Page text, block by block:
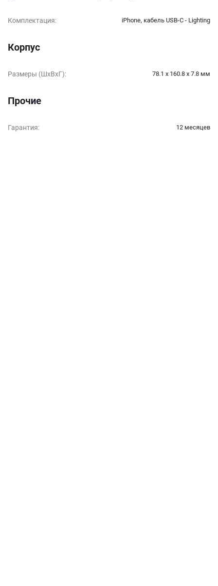
Комплектация: iPhone, кабель USB-C - Lighting
Корпус
Размеры (ШxВxГ): 78.1 x 160.8 x 7.8 мм
Прочие
Гарантия: 12 месяцев